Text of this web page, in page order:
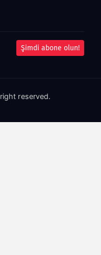
Şimdi abone olun!
reserved.